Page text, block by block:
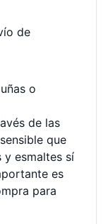
de
o
de las
que
y esmaltes sí
es
para